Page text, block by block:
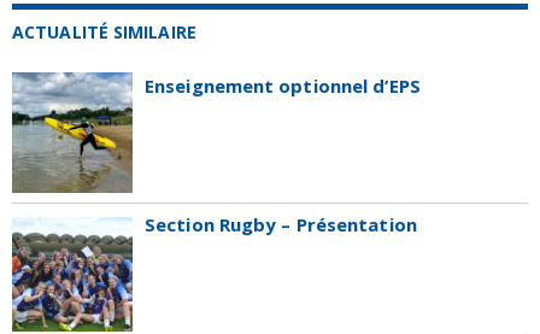
ACTUALITÉ SIMILAIRE
Enseignement optionnel d’EPS
Section Rugby – Présentation